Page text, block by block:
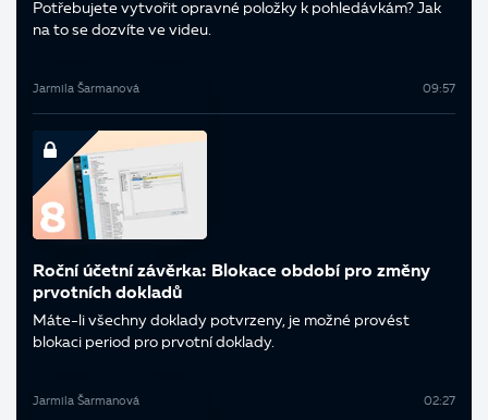
Potřebujete vytvořit opravné položky k pohledávkám? Jak
na to se dozvíte ve videu.
Jarmila Šarmanová 09:57
Roční účetní závěrka: Blokace období pro změny
prvotních dokladů
Máte-li všechny doklady potvrzeny, je možné provést
blokaci period pro prvotní doklady.
Jarmila Šarmanová 02:27